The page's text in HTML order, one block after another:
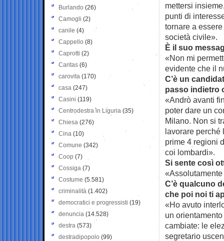
mettersi
punti di
tornare a
società civile».
È il suo
«Non mi
evidente che il
C’è un
passo indietro
«Andrò avanti
poter dare un
Milano. Non si
lavorare perché
prime 4 regioni
coi lombardi».
Si sente così
C’è qualcuno
che poi noi ti
«Ho avuto
un
cambiate: le
segretario
Burlando (26)
Camogli (2)
canile (4)
Cappello (8)
Caprotti (2)
Caritas (6)
carovita (170)
casa (247)
Casini (119)
Centrodestra in Liguria (35)
Chiesa (276)
Cina (10)
Comune (342)
Coop (7)
Cossiga (7)
Costume (5.581)
criminalità (1.402)
democratici e progressisti (19)
denuncia (14.528)
destra (573)
destradipopolo (99)